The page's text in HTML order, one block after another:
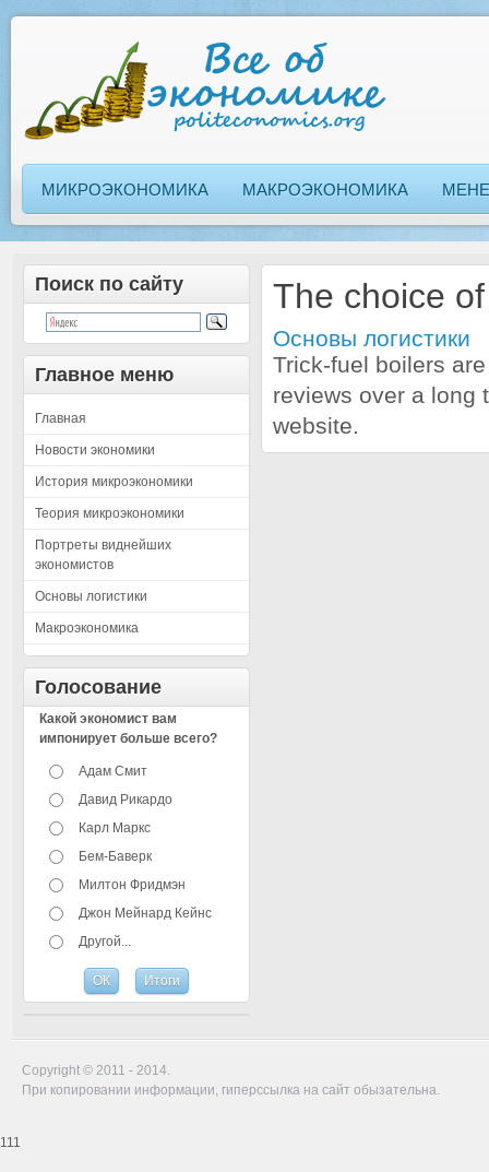
МИКРОЭКОНОМИКА МАКРОЭКОНОМИКА
Поиск по сайту
Главное меню
Главная
Новости экономики
История микроэкономики
Теория микроэкономики
Портреты виднейших
экономистов
Основы логистики
Макроэкономика
Голосование
Какой экономист вам
импонирует больше всего?
Адам Смит
Давид Рикардо
Карл Маркс
Бем-Баверк
Милтон Фридмэн
Джон Мейнард Кейнс
Другой...
The choice
Основы логистики
Trick-fuel boilers
reviews over a long
website.
Copyright © 2011 - 2014.
При копировании информации, гиперссылка на сайт обызательна.
111